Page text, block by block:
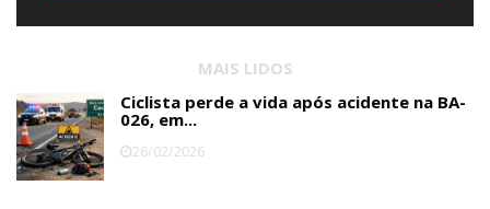
MAIS LIDOS
Ciclista perde a vida após acidente na BA-
026, em...
26/02/2026